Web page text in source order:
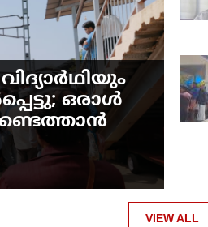
ഒരാൾ
VIEW ALL